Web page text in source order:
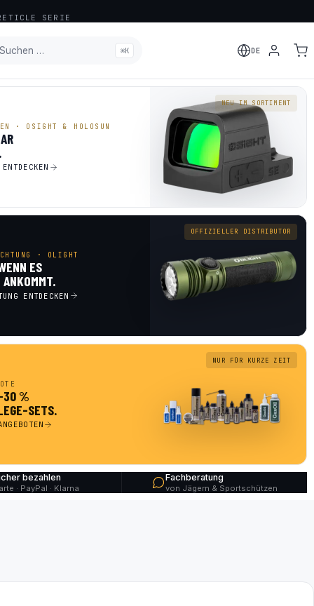
SERIE
… ⌘K DE
· OSIGHT & HOLOSUN
NEU IM SORTIMENT
· OLIGHT
ES
ANKOMMT.
ENTDECKEN
OFFIZIELLER DISTRIBUTOR
%
SETS.
NUR FÜR KURZE ZEIT
bezahlen
· PayPal · Klarna
Fachberatung
von Jägern & Sportschützen